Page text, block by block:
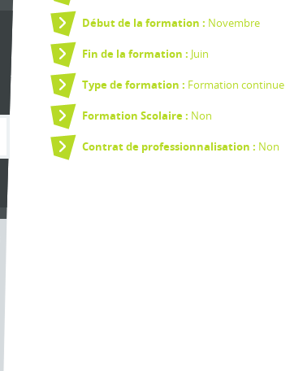
Début de la formation : Novembre
Fin de la formation : Juin
Type de formation : Formation continue
Formation Scolaire : Non
Contrat de professionnalisation : Non